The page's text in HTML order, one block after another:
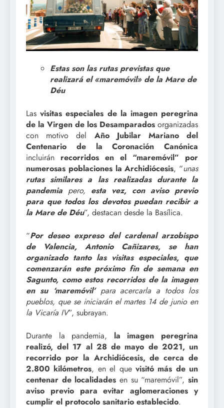
Estas son las rutas previstas que
realizará el «maremóvil» de la Mare de
Déu
Lasvisitas especiales de la imagen peregrina
de la Virgen de los Desamparados organizadas
con motivo del Año Jubilar Mariano del
Centenario de la Coronación Canónica
incluirán recorridos en el “maremóvil” por
numerosas poblaciones la Archidiócesis, “unas
rutas similares a las realizadas durante la
pandemia pero, esta vez, con aviso previo
para que todos los devotos puedan recibir a
la Mare de Déu”, destacan desde la Basílica.
“Por deseo expreso del cardenal arzobispo
de Valencia, Antonio Cañizares, se han
organizado tanto las visitas especiales, que
comenzarán este próximo fin de semana en
Sagunto, como estos recorridos de la imagen
en su ‘maremóvil’para acercarla a todos los
pueblos, que se iniciarán el martes 14 de junio en
la Vicaría IV”, subrayan.
Durante la pandemia, la imagen peregrina
realizó, del 17 al 28 de mayo de 2021, un
recorrido por la Archidiócesis, de cerca de
2.800 kilómetros, en el que visitó más de un
centenar de localidades en su “maremóvil”,sin
aviso previo para evitar aglomeraciones y
cumplir el protocolo sanitario establecido.